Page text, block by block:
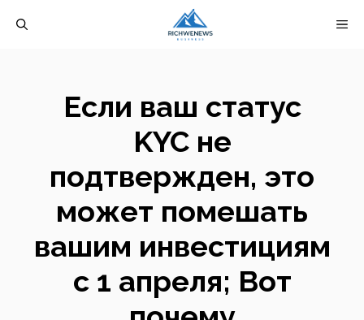
Если ваш статус
KYC не
подтвержден, это
может помешать
вашим инвестициям
с 1 апреля; Вот